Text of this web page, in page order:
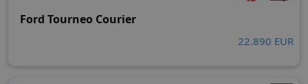
Ford Tourneo Courier
22.890 EUR